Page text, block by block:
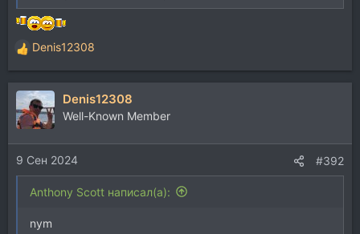
Р
е
а
к
ц
и
и
:
Denis12308
Denis12308
Well-Known Member
9 Сен 2024 #392
Anthony Scott написал(а):
nym